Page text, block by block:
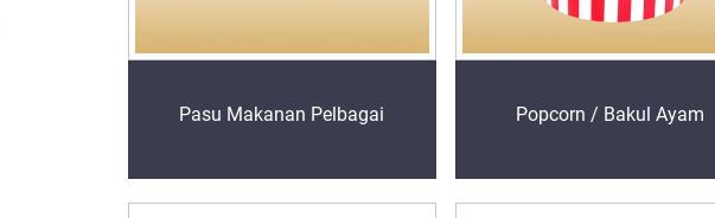
Pasu Makanan Pelbagai Popcorn / Bakul Ayam